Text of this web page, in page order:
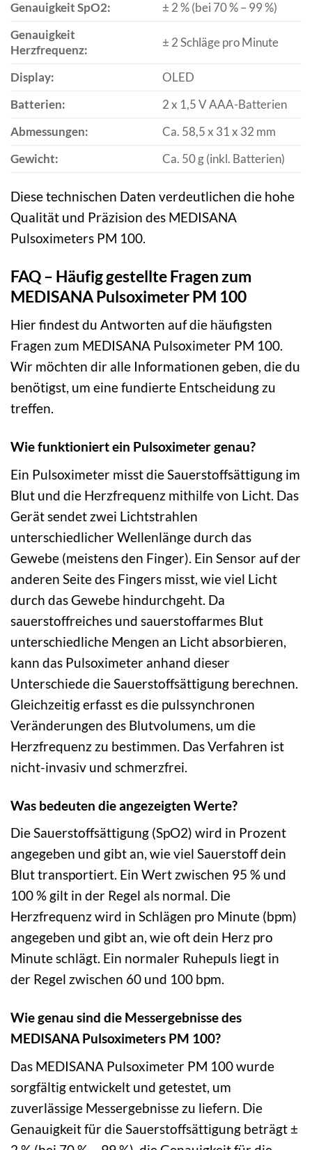
Genauigkeit SpO2:
± 2 % (bei 70 % – 99 %)
Genauigkeit
Herzfrequenz:
± 2 Schläge pro Minute
Display:
OLED
Batterien:
2 x 1,5 V AAA-Batterien
Abmessungen:
Ca. 58,5 x 31 x 32 mm
Gewicht:
Ca. 50 g (inkl. Batterien)
Diese technischen Daten verdeutlichen die hohe
Qualität und Präzision des MEDISANA
Pulsoximeters PM 100.
FAQ – Häufig gestellte Fragen zum
MEDISANA Pulsoximeter PM 100
Hier findest du Antworten auf die häufigsten
Fragen zum MEDISANA Pulsoximeter PM 100.
Wir möchten dir alle Informationen geben, die du
benötigst, um eine fundierte Entscheidung zu
treffen.
Wie funktioniert ein Pulsoximeter genau?
Ein Pulsoximeter misst die Sauerstoffsättigung im
Blut und die Herzfrequenz mithilfe von Licht. Das
Gerät sendet zwei Lichtstrahlen
unterschiedlicher Wellenlänge durch das
Gewebe (meistens den Finger). Ein Sensor auf der
anderen Seite des Fingers misst, wie viel Licht
durch das Gewebe hindurchgeht. Da
sauerstoffreiches und sauerstoffarmes Blut
unterschiedliche Mengen an Licht absorbieren,
kann das Pulsoximeter anhand dieser
Unterschiede die Sauerstoffsättigung berechnen.
Gleichzeitig erfasst es die pulssynchronen
Veränderungen des Blutvolumens, um die
Herzfrequenz zu bestimmen. Das Verfahren ist
nicht-invasiv und schmerzfrei.
Was bedeuten die angezeigten Werte?
Die Sauerstoffsättigung (SpO2) wird in Prozent
angegeben und gibt an, wie viel Sauerstoff dein
Blut transportiert. Ein Wert zwischen 95 % und
100 % gilt in der Regel als normal. Die
Herzfrequenz wird in Schlägen pro Minute (bpm)
angegeben und gibt an, wie oft dein Herz pro
Minute schlägt. Ein normaler Ruhepuls liegt in
der Regel zwischen 60 und 100 bpm.
Wie genau sind die Messergebnisse des
MEDISANA Pulsoximeters PM 100?
Das MEDISANA Pulsoximeter PM 100 wurde
sorgfältig entwickelt und getestet, um
zuverlässige Messergebnisse zu liefern. Die
Genauigkeit für die Sauerstoffsättigung beträgt ±